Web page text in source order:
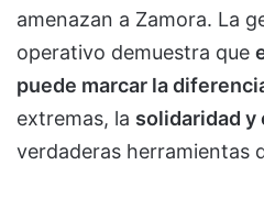
amenazan a Zamora. La
operativo demuestra que
puede marcar la
extremas, la solidaridad y
verdaderas herramientas